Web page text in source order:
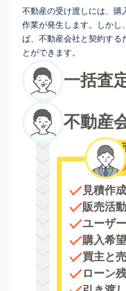
不動産の受け渡しには、購
作業が発生します。しかし
ば、不動産会社と契約する
とができます。
一括査
不動産
見積作成
販売活
ユーザ
購入希
買主と
ローン